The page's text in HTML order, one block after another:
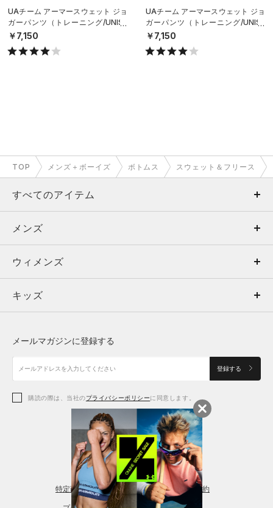
UAチーム アーマースウェット ジョ
ガーパンツ（トレーニング/UNISE
X）
￥7,150
UAチーム アーマースウェット ジョ
ガーパンツ（トレーニング/UNISE
X）
￥7,150
TOP メンズ＋ボーイズ ボトムス スウェット＆フリース
すべてのアイテム
メンズ
ウィメンズ
キッズ
アクセサリー
メンズ
トップス
ボトムス
アクセサリー
ウィメンズ
トップス
シューズ
アクセサリー
レギンス＆タイツ
キッズ
シューズ
メールマガジンに登録する
登録する
購読の際は、当社のプライバシーポリシーに同意します。
特定商取引法に基づく通販の表記 会員規約